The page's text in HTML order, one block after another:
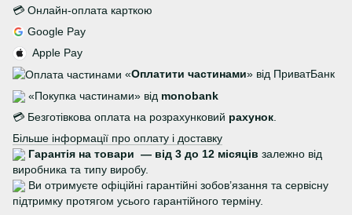
💳 Онлайн-оплата карткою
Google Pay
Apple Pay
«Оплатити частинами» від ПриватБанк
«Покупка частинами» від monobank
💳 Безготівкова оплата на розрахунковий рахунок
Більше інформації про оплату і доставку
Гарантія на товари — від 3 до 12 місяців залежно від
виробника та типу виробу.
Ви отримуєте офіційні гарантійні зобов’язання та сервісну
підтримку протягом усього гарантійного терміну.